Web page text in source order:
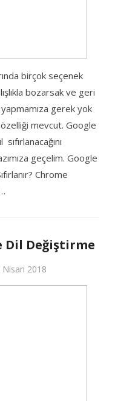
birçok seçenek
bozarsak ve geri
gerek yok
özelliği mevcut. Google
geçelim. Google
Chrome
Dil Değiştirme
Nisan 2018